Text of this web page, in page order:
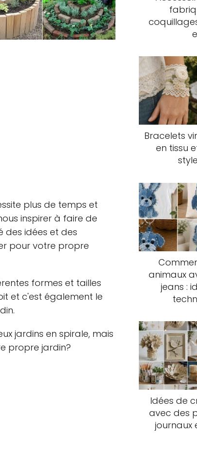
plus de temps et
inspirer à faire de
des idées et des
pour votre propre
formes et tailles
et c'est également le
jardins en spirale, mais
propre jardin?
Bracelets
en tissu
animaux
jeans :
Idées de
avec des
journaux